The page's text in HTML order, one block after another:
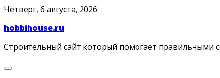
Skip
content
Четверг, 6 августа, 2026
hobbihouse.ru
Строительный сайт который помогает правильными